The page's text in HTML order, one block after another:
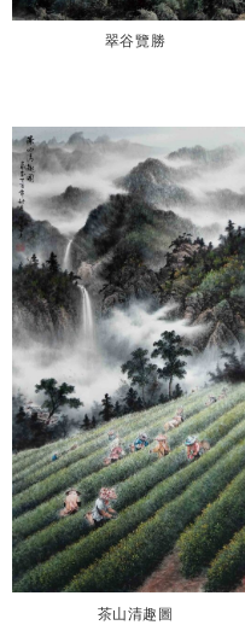
翠谷覽勝
茶山清趣圖